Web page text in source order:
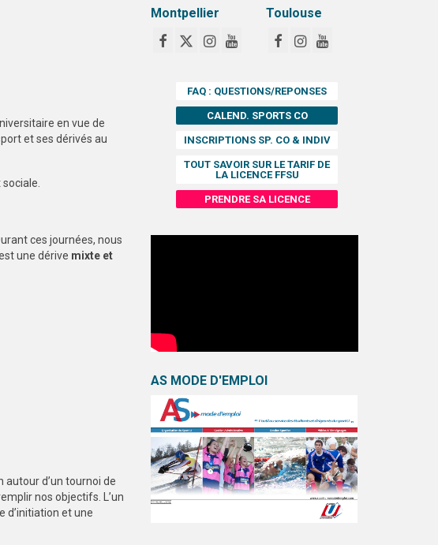
en vue de
et ses dérivés au
ces journées, nous
une dérive mixte et
d’un tournoi de
nos objectifs. L’un
d’initiation et une
Montpellier Toulouse
FAQ : QUESTIONS/REPONSES
CALEND. SPORTS CO
INSCRIPTIONS SP. CO & INDIV
TOUT SAVOIR SUR LE TARIF DE
LA LICENCE FFSU
PRENDRE SA LICENCE
AS MODE D'EMPLOI